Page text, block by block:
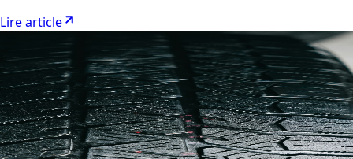
Lire article